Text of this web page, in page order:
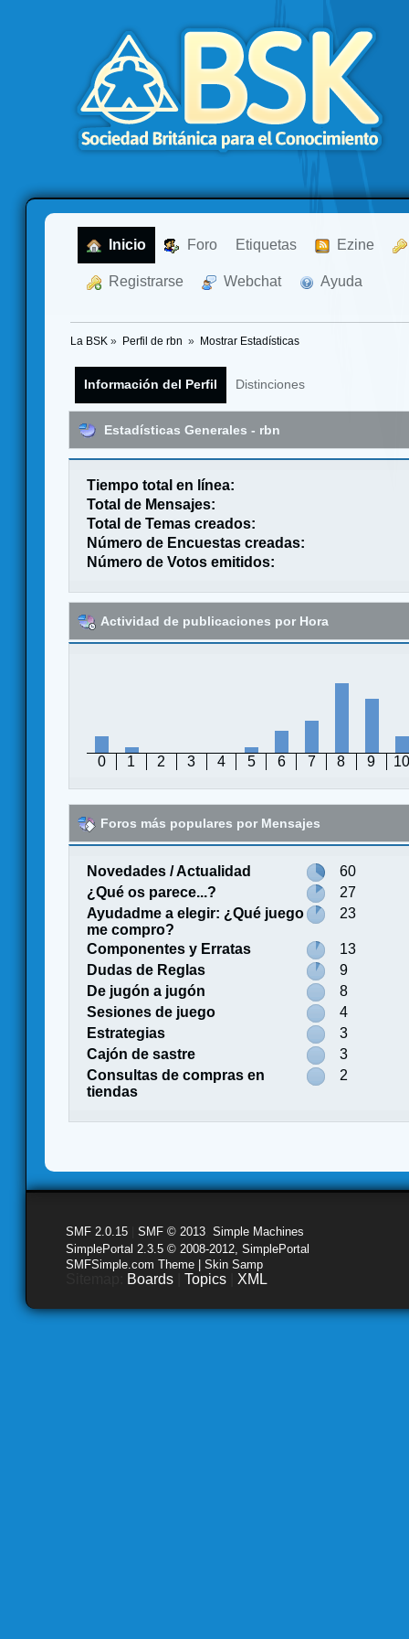
Inicio Foro Etiquetas Ezine
Registrarse Webchat Ayuda
La BSK » Perfil de rbn » Mostrar Estadísticas
Información del Perfil Distinciones
Estadísticas Generales - rbn
Tiempo total en línea:
Total de Mensajes:
Total de Temas creados:
Número de Encuestas creadas:
Número de Votos emitidos:
Actividad de publicaciones por Hora
0 1 2 3 4 5 6 7 8 9 10
Foros más populares por Mensajes
Novedades / Actualidad
60
¿Qué os parece...?
27
Ayudadme a elegir: ¿Qué juego
me compro?
23
Componentes y Erratas
13
Dudas de Reglas
9
De jugón a jugón
8
Sesiones de juego
4
Estrategias
3
Cajón de sastre
3
Consultas de compras en
tiendas
2
SMF 2.0.15 SMF © 2013 Simple Machines
SimplePortal 2.3.5 © 2008-2012, SimplePortal
SMFSimple.com Theme | Skin Samp
Boards Topics XML